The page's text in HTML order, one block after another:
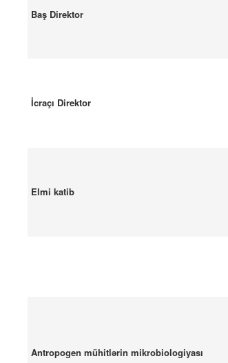
Baş Direktor
İcraçı Direktor
Elmi katib
Antropogen mühitlərin mikrobiologiyası